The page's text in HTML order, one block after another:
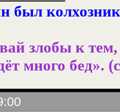
был
злобы к тем,
много бед».